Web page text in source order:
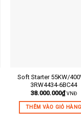
Mã sản phẩm:
Soft Starter 55KW/
3RW4434-6BC44
38.000.000₫ VNĐ
THÊM VÀO GIỎ HÀNG